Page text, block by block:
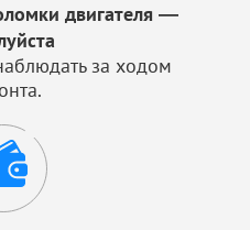
двигателя —
за ходом